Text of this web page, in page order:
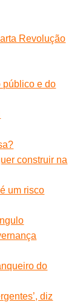
Revolução
público e do
construir na
um risco
do
diz